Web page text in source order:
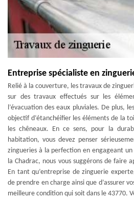
Entreprise spécialiste en
Relié à la couverture, les travaux de
sur des travaux effectués sur les
l’évacuation des eaux pluviales. De plus,
objectif d’étanchéifier les éléments de la
les chêneaux. En ce sens, pour la
habitation, vous devez penser
zingueries à la perfection en engageant
la Chadrac, nous vous suggérons de faire
En tant qu’entreprise de zinguerie
de prendre en charge ainsi que d’assurer
meilleure condition qui soit dans le 43770.